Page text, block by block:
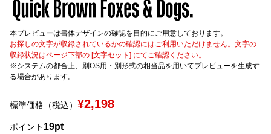
セット or 単体
文字種類
価格帯
本プレビューは書体デザインの確認を目的にご用意しております。
お探しの文字が収録されているかの確認にはご利用いただけません。文字の
収録状況はページ下部の [文字セット] にてご確認ください。
※システムの都合上、別OS用・別形式の相当品を用いてプレビューを生成す
る場合があります。
標準価格（税込） ¥2,198
ポイント 19pt